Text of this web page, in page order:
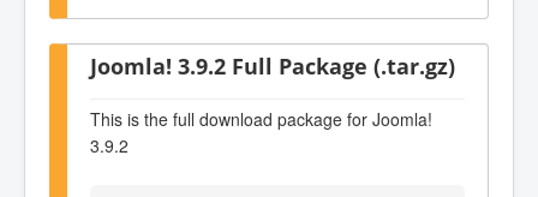
Joomla! 3.9.2 Full Package (.tar.gz)
This is the full download package for Joomla!
3.9.2